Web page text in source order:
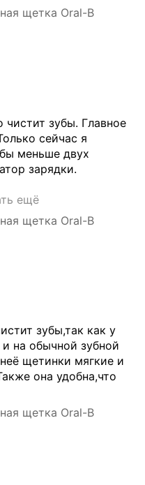
щетка Oral-B
зубы. Главное
сейчас я
меньше двух
зарядки.
ещё
щетка Oral-B
зубы,так как у
на обычной зубной
щетинки мягкие и
она удобна,что
щетка Oral-B